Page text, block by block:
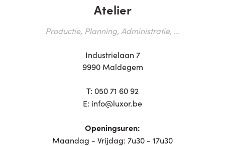
Atelier
Productie, Planning, Administratie, ...
Industrielaan 7
9990 Maldegem
T: 050 71 60 92
E: info@luxor.be
Openingsuren:
Maandag - Vrijdag: 7u30 - 17u30